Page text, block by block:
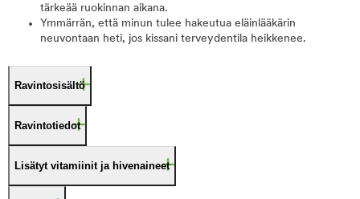
tärkeää ruokinnan aikana.
Ymmärrän, että minun tulee hakeutua eläinlääkärin
neuvontaan heti, jos kissani terveydentila heikkenee.
Ravintosisältö
Ravintotiedot
Lisätyt vitamiinit ja hivenaineet